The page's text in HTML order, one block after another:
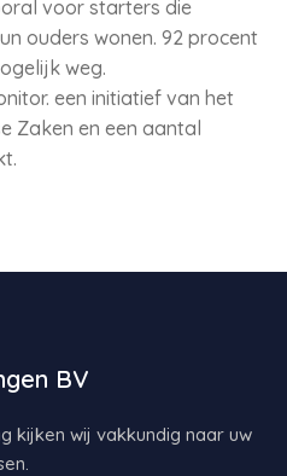
voor starters die
ouders wonen. 92 procent
weg.
een initiatief van het
Zaken en een aantal
BV
kijken wij vakkundig naar uw